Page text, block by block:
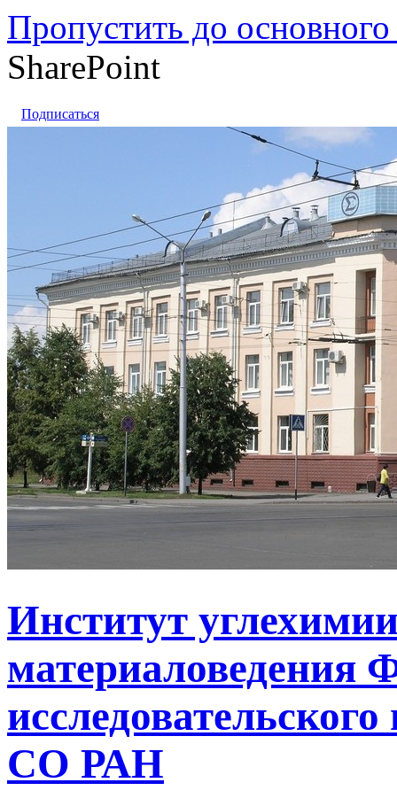
Пропустить до основного
SharePoint
Подписаться
Институт
материаловедения
СО РАН